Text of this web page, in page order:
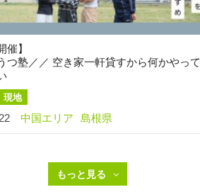
催】
つ塾／／ 空き家一軒貸すから何かやって
現地
中国エリア 島根県